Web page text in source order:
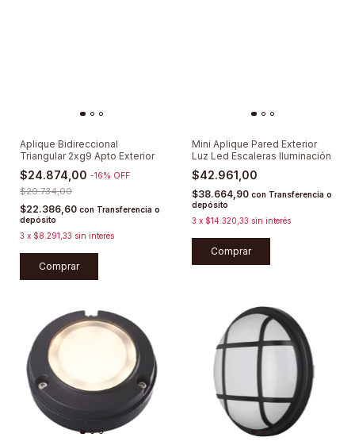
Aplique Bidireccional
Triangular 2xg9 Apto Exterior
$24.874,00 -16% OFF
$29.734,00
$22.386,60 con Transferencia o
depósito
3 x $8.291,33 sin interés
Comprar
Mini Aplique Pared Exterior
Luz Led Escaleras Iluminación
$42.961,00
$38.664,90 con Transferencia o
depósito
3 x $14.320,33 sin interés
Comprar